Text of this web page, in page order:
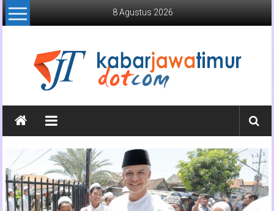
Lompat
ke
8 Agustus 2026
Kabar
Jawa
Timur
Media
Online
Jawa